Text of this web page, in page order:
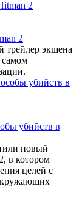
2
трейлер экшена
самом
убийств в
новый
в котором
целей с